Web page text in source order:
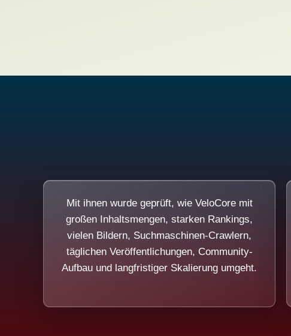
Mit ihnen wurde geprüft, wie VeloCore mit
großen Inhaltsmengen, starken Rankings,
vielen Bildern, Suchmaschinen-Crawlern,
täglichen Veröffentlichungen, Community-
Aufbau und langfristiger Skalierung umgeht.